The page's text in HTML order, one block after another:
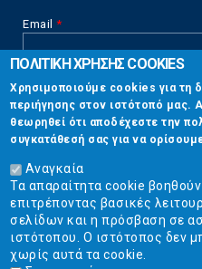
Email *
CAPTCHA
This
question is
for testing
whether or
not you are a
human visitor
and to
prevent
automated
spam
submissions.
Επικοινωνία
Στουρνάρη 17, Αθήνα 10683
2103304444
info@ekpizo.gr
www.ekpizo.gr
ΠΟΛΙΤΙΚΗ ΧΡΗΣΗΣ COOKIES
Χρησιμοποιούμε cookies για τη
περιήγησης στον ιστότοπό μας.
θεωρηθεί ότι αποδέχεστε την
συγκατάθεσή σας για να
Αναγκαία
Τα απαραίτητα cookie
επιτρέποντας βασικές
σελίδων και η πρόσβαση σε
ιστότοπου. Ο ιστότοπος δεν
χωρίς αυτά τα cookie.